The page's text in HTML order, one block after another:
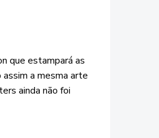
que estampará as
assim a mesma arte
ainda não foi